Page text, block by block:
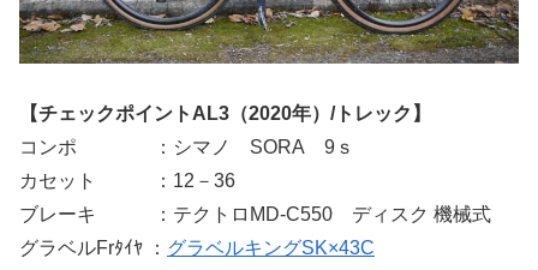
【チェックポイントAL3（2020年）/トレック】
コンポ ：シマノ SORA 9ｓ
カセット ：12－36
ブレーキ ：テクトロMD-C550 ディスク 機械式
グラベルFrﾀｲﾔ ： グラベルキングSK×43C